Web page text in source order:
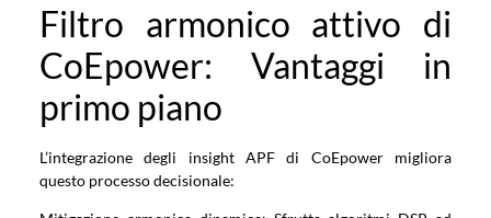
Filtro armonico attivo di
CoEpower: Vantaggi in
primo piano
L’integrazione degli insight APF di CoEpower migliora
questo processo decisionale: